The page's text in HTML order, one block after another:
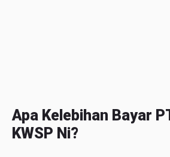
Apa Kelebihan Bayar
KWSP Ni?